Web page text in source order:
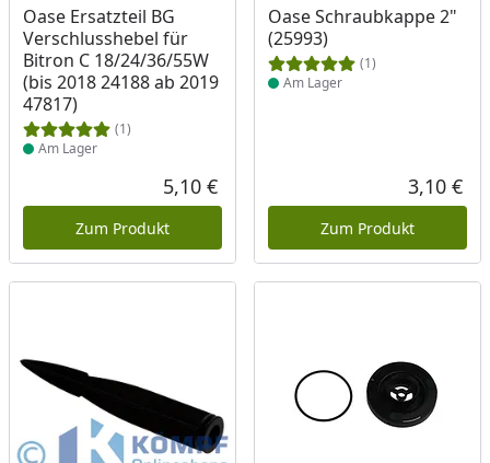
Oase Ersatzteil BG
Verschlusshebel für
Bitron C 18/24/36/55W
(bis 2018 24188 ab 2019
47817)
(1)
Produkt am Lager
Am Lager
Aktueller Preis
5,10 €
Zum Produkt
Oase Schraubkappe 2"
(25993)
(1)
Produkt am Lager
Am Lager
3,10 €
Zum Produkt